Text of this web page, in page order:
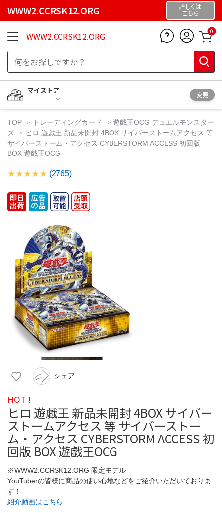
WWW2.CCRSK12.ORG 詳しくは
こちら
WWW2.CCRSK12.ORG 0
マイストア
変更
TOP トレーディングカード
遊戯王OCG デュエルモンスター
ズ
ヒロ 遊戯王 新品未開封 4BOX サイバーストームアクセス 等
サイバーストーム・アクセス CYBERSTORM ACCESS 初回版
BOX 遊戯王OCG
(2765)
シェア
HOT !
ヒロ 遊戯王 新品未開封 4BOX サイバー
ストームアクセス 等 サイバーストー
ム・アクセス CYBERSTORM ACCESS 初
回版 BOX 遊戯王OCG
※WWW2.CCRSK12.ORG 限定モデル
YouTuberの皆様に商品の使い心地などをご紹介いただいておりま
す！
紹介動画はこちら